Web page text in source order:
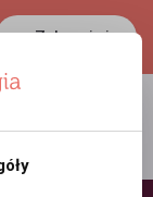
Zaloguj się
PLN